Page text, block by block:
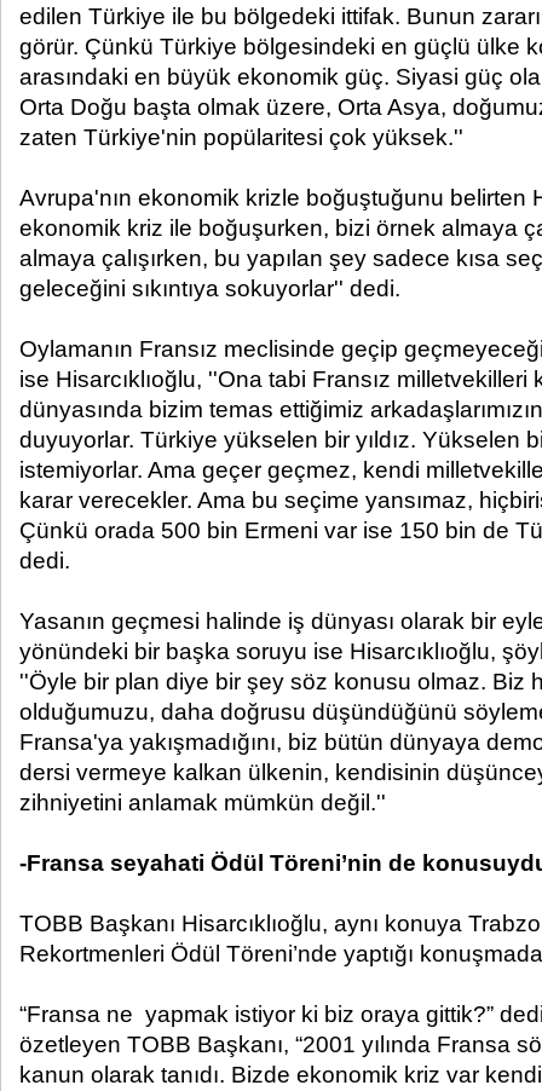
edilen Türkiye ile bu bölgedeki ittifak. Bunun
görür. Çünkü Türkiye bölgesindeki en güçlü ülke
arasındaki en büyük ekonomik güç. Siyasi güç
Orta Doğu başta olmak üzere, Orta Asya,
zaten Türkiye'nin popülaritesi çok yüksek.''
Avrupa'nın ekonomik krizle boğuştuğunu belirten
ekonomik kriz ile boğuşurken, bizi örnek almaya
almaya çalışırken, bu yapılan şey sadece kısa
geleceğini sıkıntıya sokuyorlar'' dedi.
Oylamanın Fransız meclisinde geçip
ise Hisarcıklıoğlu, ''Ona tabi Fransız milletvekilleri
dünyasında bizim temas ettiğimiz
duyuyorlar. Türkiye yükselen bir yıldız. Yükselen
istemiyorlar. Ama geçer geçmez, kendi
karar verecekler. Ama bu seçime yansımaz,
Çünkü orada 500 bin Ermeni var ise 150 bin de
dedi.
Yasanın geçmesi halinde iş dünyası olarak bir
yönündeki bir başka soruyu ise Hisarcıklıoğlu,
''Öyle bir plan diye bir şey söz konusu olmaz. Biz
olduğumuzu, daha doğrusu düşündüğünü
Fransa'ya yakışmadığını, biz bütün dünyaya
dersi vermeye kalkan ülkenin, kendisinin
zihniyetini anlamak mümkün değil.''
-Fransa seyahati Ödül Töreni’nin de
TOBB Başkanı Hisarcıklıoğlu, aynı konuya
Rekortmenleri Ödül Töreni’nde yaptığı
“Fransa ne yapmak istiyor ki biz oraya gittik?”
özetleyen TOBB Başkanı, “2001 yılında Fransa
kanun olarak tanıdı. Bizde ekonomik kriz var